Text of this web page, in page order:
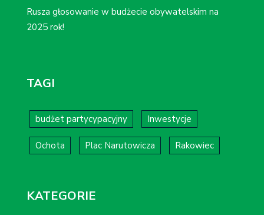
Rusza głosowanie w budżecie obywatelskim na
2025 rok!
TAGI
budżet partycypacyjny Inwestycje
Ochota Plac Narutowicza Rakowiec
KATEGORIE